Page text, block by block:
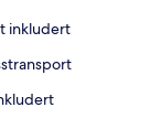
inkludert